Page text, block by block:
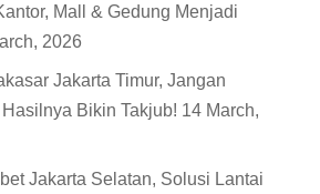
Mall & Gedung Menjadi
2026
Jakarta Timur, Jangan
Bikin Takjub! 14 March,
Jakarta Selatan, Solusi Lantai